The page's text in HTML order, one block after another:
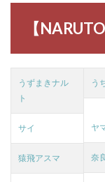
【
うずまきナル
ト
う
サイ ヤ
猿飛アスマ 奈